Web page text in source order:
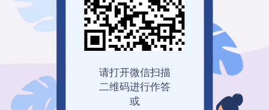
请打开微信扫描
二维码进行作答
或